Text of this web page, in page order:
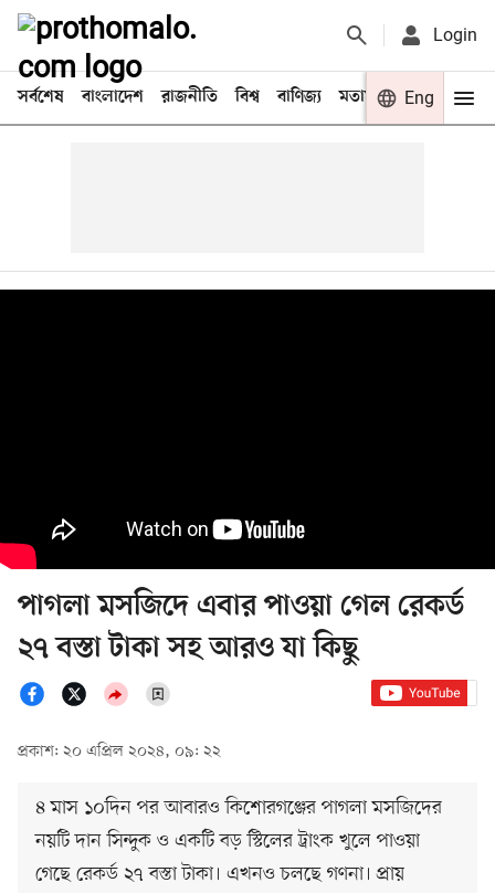
Login
সর্বশেষ বাংলাদেশ রাজনীতি বিশ্ব বাণিজ্য মতামত খেলা
Eng
পাগলা মসজিদে এবার পাওয়া গেল রেকর্ড
২৭ বস্তা টাকা সহ আরও যা কিছু
প্রকাশ: ২০ এপ্রিল ২০২৪, ০৯: ২২
৪ মাস ১০দিন পর আবারও কিশোরগঞ্জের পাগলা মসজিদের
নয়টি দান সিন্দুক ও একটি বড় স্টিলের ট্রাংক খুলে পাওয়া
গেছে রেকর্ড ২৭ বস্তা টাকা। এখনও চলছে গণনা। প্রায়